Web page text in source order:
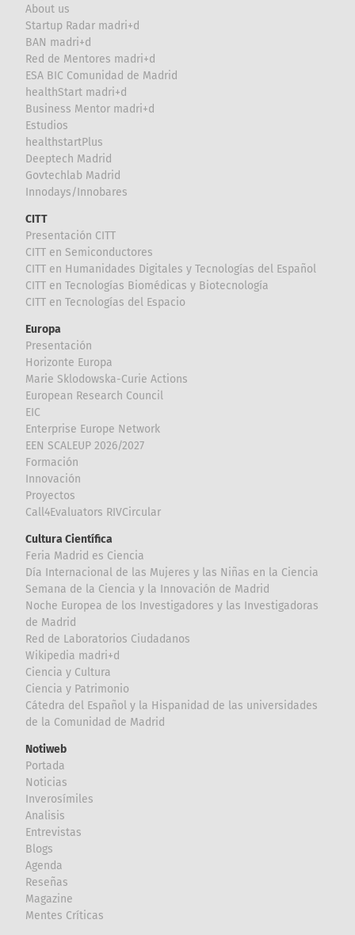
About us
Startup Radar madri+d
BAN madri+d
Red de Mentores madri+d
ESA BIC Comunidad de Madrid
healthStart madri+d
Business Mentor madri+d
Estudios
healthstartPlus
Deeptech Madrid
Govtechlab Madrid
Innodays/Innobares
CITT
Presentación CITT
CITT en Semiconductores
CITT en Humanidades Digitales y Tecnologías del Español
CITT en Tecnologías Biomédicas y Biotecnología
CITT en Tecnologías del Espacio
Europa
Presentación
Horizonte Europa
Marie Sklodowska-Curie Actions
European Research Council
EIC
Enterprise Europe Network
EEN SCALEUP 2026/2027
Formación
Innovación
Proyectos
Call4Evaluators RIVCircular
Cultura Científica
Feria Madrid es Ciencia
Día Internacional de las Mujeres y las Niñas en la Ciencia
Semana de la Ciencia y la Innovación de Madrid
Noche Europea de los Investigadores y las Investigadoras
de Madrid
Red de Laboratorios Ciudadanos
Wikipedia madri+d
Ciencia y Cultura
Ciencia y Patrimonio
Cátedra del Español y la Hispanidad de las universidades
de la Comunidad de Madrid
Notiweb
Portada
Noticias
Inverosímiles
Analisis
Entrevistas
Blogs
Agenda
Reseñas
Magazine
Mentes Críticas